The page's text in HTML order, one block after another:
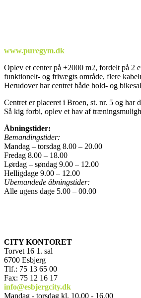
www.puregym.dk
Oplev et center på +2000 m2, fordelt på 2
funktionelt- og frivægts område, flere
Herudover har centret både hold- og
Centret er placeret i Broen, st. nr. 5 og har
Så kig forbi, oplev et hav af
Åbningstider:
Bemandingstider:
Mandag – torsdag 8.00 – 20.00
Fredag 8.00 – 18.00
Lørdag – søndag 9.00 – 12.00
Helligdage 9.00 – 12.00
Ubemandede åbningstider:
Alle ugens dage 5.00 – 00.00
CITY KONTORET
Torvet 16 1. sal
6700 Esbjerg
Tlf.: 75 13 65 00
Fax: 75 12 16 17
info@esbjergcity.dk
Mandag - torsdag kl. 10.00 - 16.00